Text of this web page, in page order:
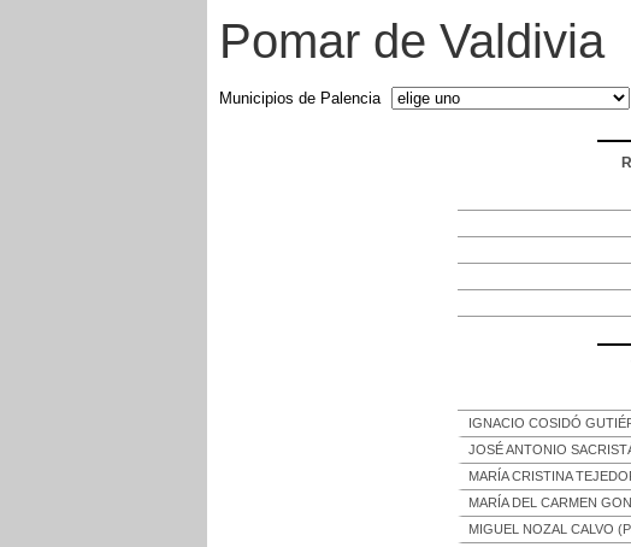
Pomar de Valdivia
Municipios de Palencia
IGNACIO COSIDÓ
JOSÉ ANTONIO
MARÍA CRISTINA
MARÍA DEL CARMEN
MIGUEL NOZAL CALVO